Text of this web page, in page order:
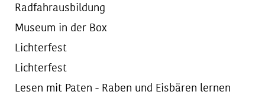
Radfahrausbildung
Museum in der Box
Lichterfest
Lichterfest
Lesen mit Paten - Raben und Eisbären lernen